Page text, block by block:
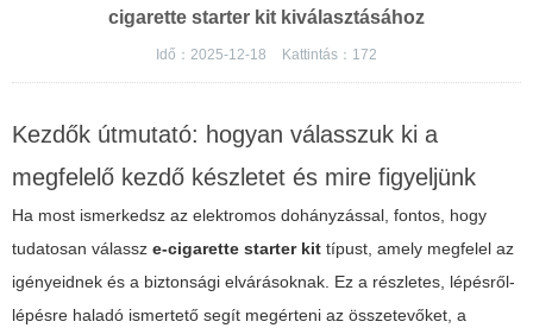
cigarette starter kit kiválasztásához
Idő：2025-12-18 Kattintás： 172
Kezdők útmutató: hogyan válasszuk ki a
megfelelő kezdő készletet és mire figyeljünk
Ha most ismerkedsz az elektromos dohányzással, fontos, hogy
tudatosan válassz e-cigarette starter kit típust, amely megfelel az
igényeidnek és a biztonsági elvárásoknak. Ez a részletes, lépésről-
lépésre haladó ismertető segít megérteni az összetevőket, a